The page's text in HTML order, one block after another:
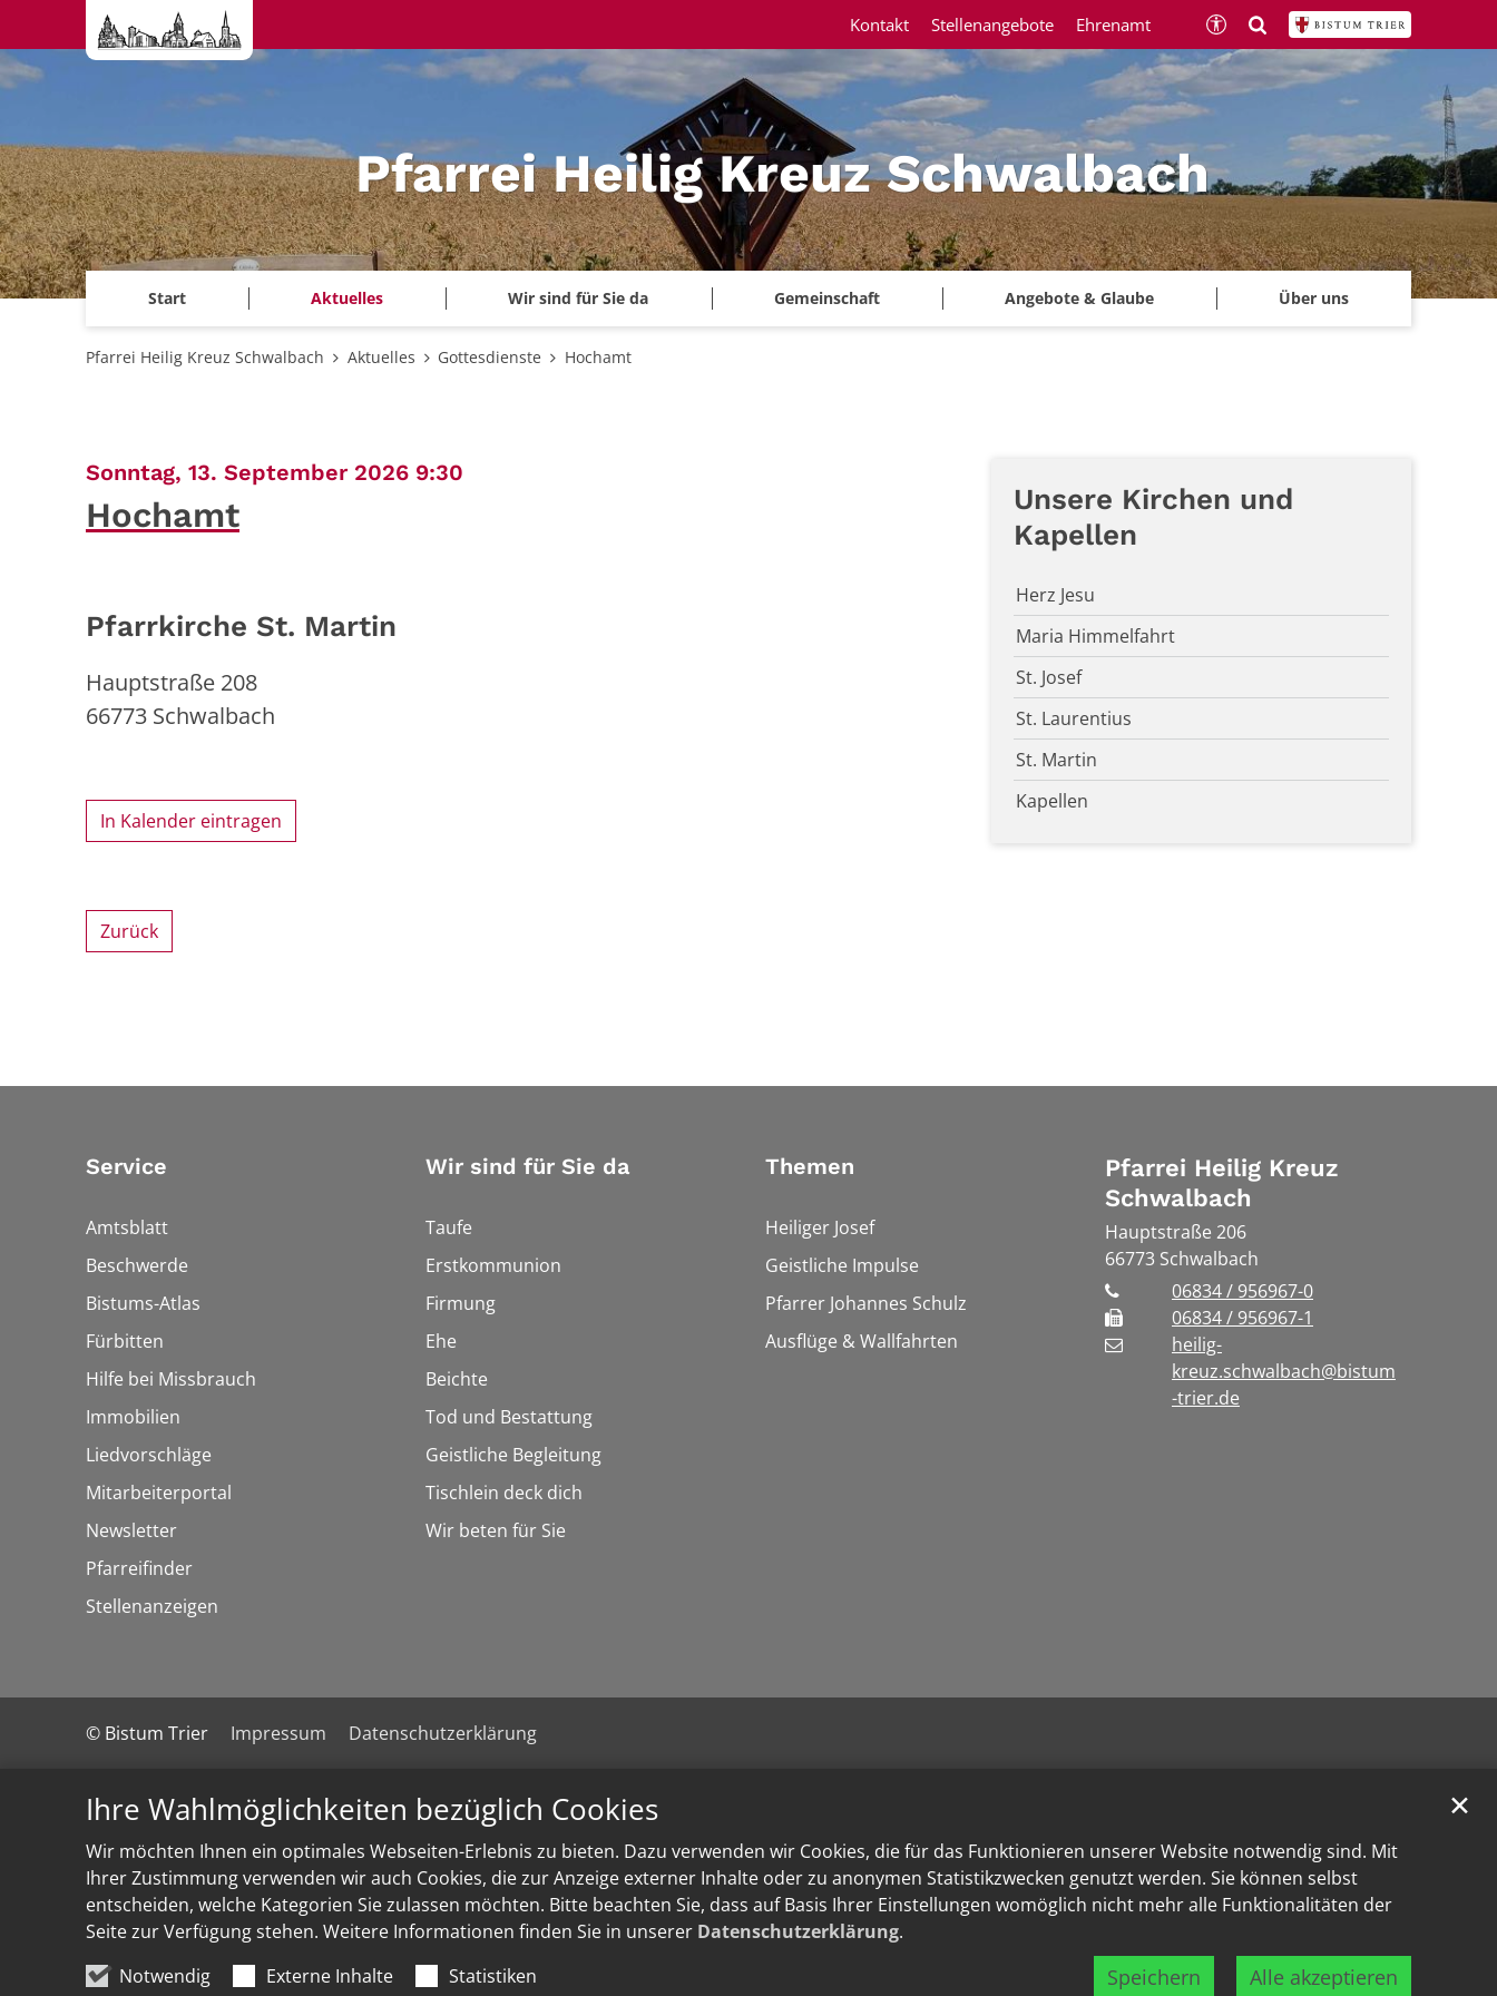
Ihre Wahlmöglichkeiten bezüglich Cookies
Wir möchten Ihnen ein optimales Webseiten-Erlebnis zu bieten. Dazu verwenden wir Cookies, die für das Funktionieren unserer Website notwendig sind. Mit
Ihrer Zustimmung verwenden wir auch Cookies, die zur Anzeige externer Inhalte oder zu anonymen Statistikzwecken genutzt werden. Sie können selbst
entscheiden, welche Kategorien Sie zulassen möchten. Bitte beachten Sie, dass auf Basis Ihrer Einstellungen womöglich nicht mehr alle Funktionalitäten der
Seite zur Verfügung stehen. Weitere Informationen finden Sie in unserer Datenschutzerklärung.
Notwendig
Externe Inhalte Statistiken Speichern Alle akzeptieren
✕
Zum Inhalt springen
Pfarrei Heilig Kreuz Schwalbach
Start Aktuelles Wir sind für Sie da Gemeinschaft Angebote & Glaube Über uns
Kontakt Stellenangebote Ehrenamt
Pfarrei Heilig Kreuz Schwalbach Aktuelles Gottesdienste Hochamt
Sonntag, 13. September 2026 9:30
Hochamt
Pfarrkirche St. Martin
Hauptstraße 208
66773 Schwalbach
In Kalender eintragen
Unsere Kirchen und
Kapellen
Herz Jesu
Maria Himmelfahrt
St. Josef
St. Laurentius
St. Martin
Kapellen
Zurück
Service
Amtsblatt
Beschwerde
Bistums-Atlas
Fürbitten
Hilfe bei Missbrauch
Immobilien
Liedvorschläge
Mitarbeiterportal
Newsletter
Pfarreifinder
Stellenanzeigen
Wir sind für Sie da
Taufe
Erstkommunion
Firmung
Ehe
Beichte
Tod und Bestattung
Geistliche Begleitung
Tischlein deck dich
Wir beten für Sie
Themen
Heiliger Josef
Geistliche Impulse
Pfarrer Johannes Schulz
Ausflüge & Wallfahrten
Pfarrei Heilig Kreuz
Schwalbach
Hauptstraße 206
66773 Schwalbach
06834 / 956967-0
06834 / 956967-1
heilig-
kreuz.schwalbach@bistum
-trier.de
© Bistum Trier Impressum Datenschutzerklärung